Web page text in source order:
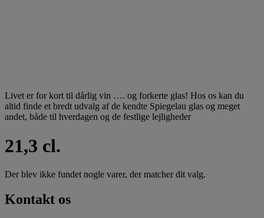
Livet er for kort til dårlig vin …. og forkerte glas! Hos os kan du
altid finde et bredt udvalg af de kendte Spiegelau glas og meget
andet, både til hverdagen og de festlige lejligheder
21,3 cl.
Der blev ikke fundet nogle varer, der matcher dit valg.
Kontakt os